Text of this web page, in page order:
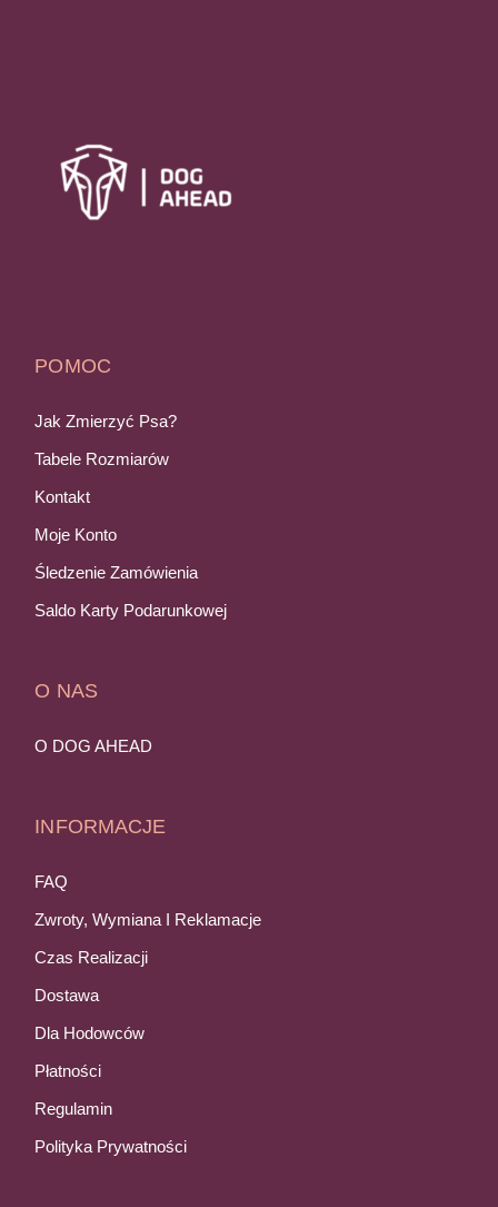
POMOC
Jak Zmierzyć Psa?
Tabele Rozmiarów
Kontakt
Moje Konto
Śledzenie Zamówienia
Saldo Karty Podarunkowej
O NAS
O DOG AHEAD
INFORMACJE
FAQ
Zwroty, Wymiana I Reklamacje
Czas Realizacji
Dostawa
Dla Hodowców
Płatności
Regulamin
Polityka Prywatności